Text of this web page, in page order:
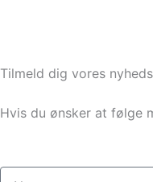
Tilmeld dig vores
Hvis du ønsker at følge
Navn